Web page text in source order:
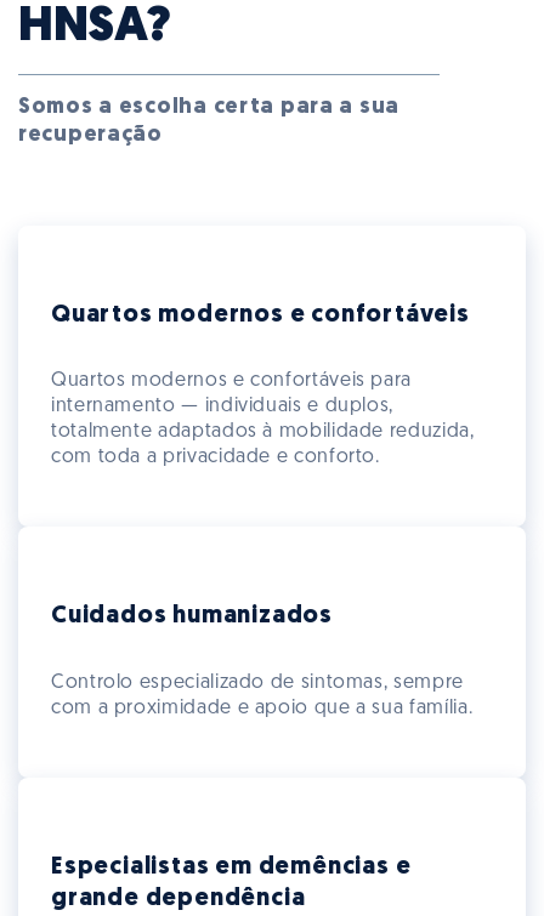
HNSA?
Somos a escolha certa para a sua
recuperação
Quartos modernos e confortáveis
Quartos modernos e confortáveis para
internamento — individuais e duplos,
totalmente adaptados à mobilidade reduzida,
com toda a privacidade e conforto.
Cuidados humanizados
Controlo especializado de sintomas, sempre
com a proximidade e apoio que a sua família.
Especialistas em demências e
grande dependência